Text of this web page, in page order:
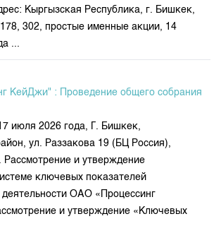
ГЦБ
по депозитам
Кыргызская Республика, г. Бишкек,
302, простые именные акции, 14
...
КейДжи" : Проведение общего собрания
июля 2026 года, Г. Бишкек,
ул. Раззакова 19 (БЦ Россия),
Рассмотрение и утверждение
ключевых показателей
ОАО «Процессинг
и утверждение «Ключевых